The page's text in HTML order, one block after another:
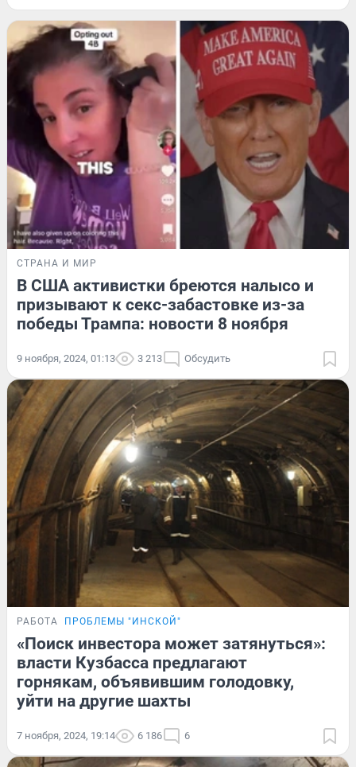
СТРАНА И МИР
В США активистки бреются налысо и
призывают к секс-забастовке из-за
победы Трампа: новости 8 ноября
9 ноября, 2024, 01:13 3 213 Обсудить
РАБОТА ПРОБЛЕМЫ "ИНСКОЙ"
«Поиск инвестора может затянуться»:
власти Кузбасса предлагают
горнякам, объявившим голодовку,
уйти на другие шахты
7 ноября, 2024, 19:14 6 186 6